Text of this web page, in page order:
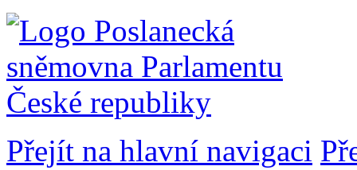
Přejít na hlavní navigaci